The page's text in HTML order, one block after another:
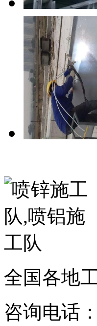
全国各地
咨询电话：